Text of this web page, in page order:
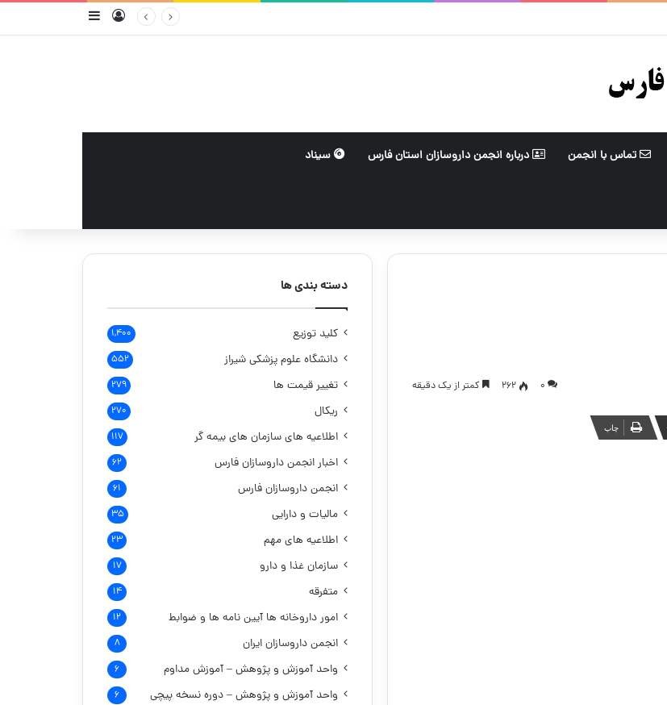
ورودسایدبار
تماس با انجمن درباره انجمن داروسازان استان فارس سیناد
۰ 262 کمتر از یک دقیقه
چاپ
دسته بندی ها
کلید توزیع ۱,۴۰۰
دانشگاه علوم پزشکی شیراز ۵۵۲
تغییر قیمت ها ۲۷۹
ریکال ۲۷۰
اطلاعیه های سازمان های بیمه گر ۱۱۷
اخبار انجمن داروسازان فارس ۶۲
انجمن داروسازان فارس ۶۱
مالیات و دارایی ۳۵
اطلاعیه های مهم ۲۳
سازمان غذا و دارو ۱۷
متفرقه ۱۴
امور داروخانه هاآیین نامه ها و ضوابط ۱۲
انجمن داروسازان ایران ۸
واحد آموزش و پژوهش – آموزش مداوم ۶
واحد آموزش و پژوهش – دوره نسخه پیچی ۶